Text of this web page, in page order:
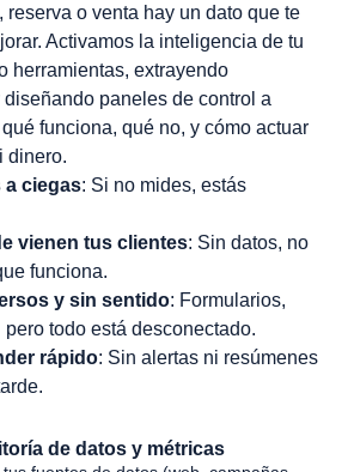
reserva o venta hay un dato que te
Activamos la inteligencia de tu
herramientas, extrayendo
paneles de control a
funciona, qué no, y cómo actuar
dinero.
a ciegas: Si no mides, estás
vienen tus clientes: Sin datos, no
funciona.
y sin sentido: Formularios,
todo está desconectado.
rápido: Sin alertas ni resúmenes
de datos y métricas